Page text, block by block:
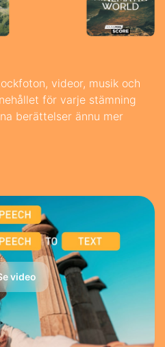
videor, musik och
för varje stämning
berättelser ännu mer
video